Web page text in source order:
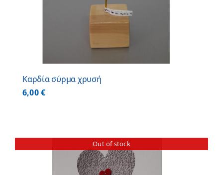
Καρδία σύρμα χρυσή
6,00€
Out of stock